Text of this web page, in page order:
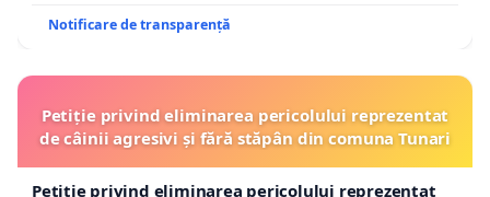
Notificare de transparență
Petiție privind eliminarea pericolului reprezentat
de câinii agresivi și fără stăpân din comuna Tunari
Petiție privind eliminarea pericolului reprezentat